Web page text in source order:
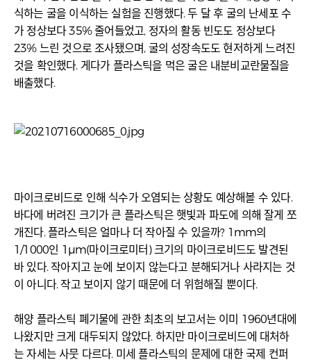
식하는 굴을 이식하는 실험을 진행했다. 두 달 후 굴의 난세포 수
가 정상보다 35% 줄어들었고, 정자의 활동 빈도도 정상보다
23% 느린 것으로 조사됐으며, 굴의 성장속도도 현저하게 느려진
것을 확인했다. 게다가 플라스틱을 먹은 굴은 내분비교란물질을
배출했다.
마이크로비드로 인해 식수가 오염되는 상황도 예상해볼 수 있다.
바다에 버려진 크기가 큰 플라스틱은 햇빛과 파도에 의해 잘게 쪼
개진다. 플라스틱은 얼마나 더 작아질 수 있을까? 1mm의
1/1000인 1μm(마이크로미터) 크기의 마이크로비드도 발견된
바 있다. 작아지고 눈에 보이지 않는다고 분해되거나 사라지는 것
이 아니다. 작고 보이지 않기 때문에 더 위험해질 뿐이다.
해양 플라스틱 폐기물에 관한 최초의 보고서는 이미 1960년대에
나왔지만 크게 대두되지 않았다. 하지만 마이크로비드에 대처하
는 자세는 사뭇 다르다. 미세 플라스틱의 문제에 대한 국제 컨퍼